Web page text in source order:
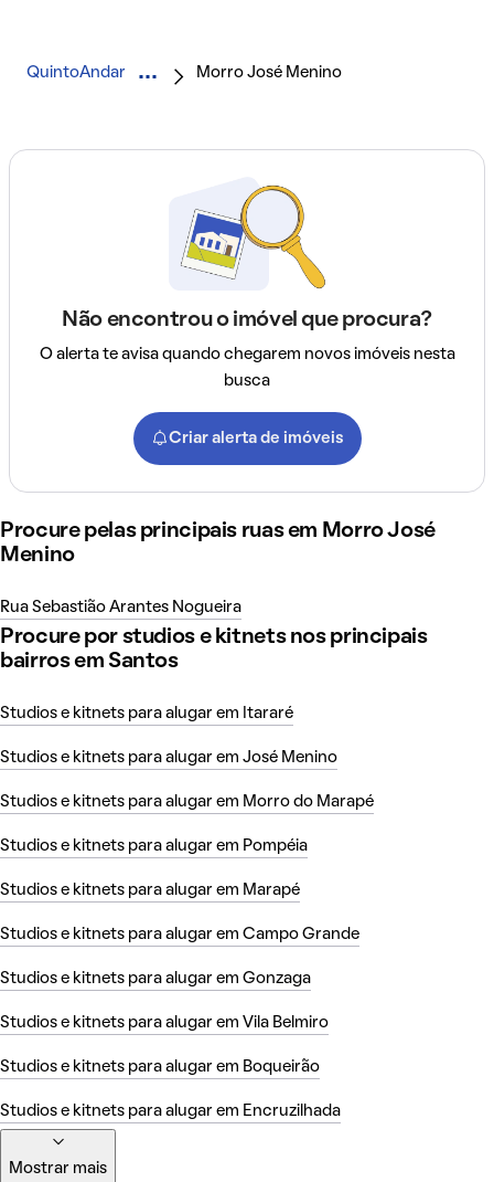
QuintoAndar Morro José Menino
Não encontrou o imóvel que procura?
O alerta te avisa quando chegarem novos imóveis nesta
busca
Criar alerta de imóveis
Procure pelas principais ruas em Morro José
Menino
Rua Sebastião Arantes Nogueira
Procure por studios e kitnets nos principais
bairros em Santos
Studios e kitnets para alugar em Itararé
Studios e kitnets para alugar em José Menino
Studios e kitnets para alugar em Morro do Marapé
Studios e kitnets para alugar em Pompéia
Studios e kitnets para alugar em Marapé
Studios e kitnets para alugar em Campo Grande
Studios e kitnets para alugar em Gonzaga
Studios e kitnets para alugar em Vila Belmiro
Studios e kitnets para alugar em Boqueirão
Studios e kitnets para alugar em Encruzilhada
Mostrar mais